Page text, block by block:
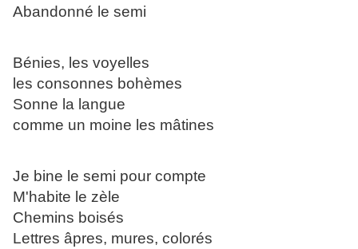
Abandonné le semi
Bénies, les voyelles
les consonnes bohèmes
Sonne la langue
comme un moine les mâtines
Je bine le semi pour compte
M'habite le zèle
Chemins boisés
Lettres âpres, mures, colorés